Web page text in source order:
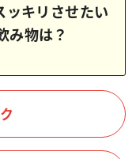
ッキリさせたい
み物は？